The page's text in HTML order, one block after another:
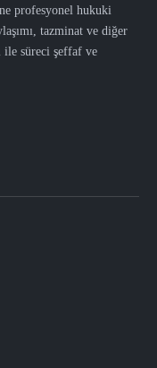
profesyonel hukuki
tazminat ve diğer
ile süreci şeffaf ve